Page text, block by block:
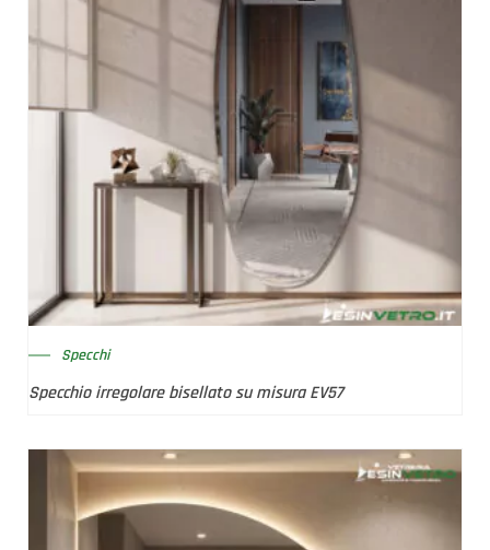
Specchi
Specchio irregolare bisellato su misura EV57